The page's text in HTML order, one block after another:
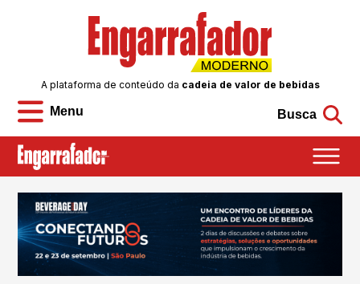
Menu
A plataforma de conteúdo da cadeia de valor de bebidas
Busca